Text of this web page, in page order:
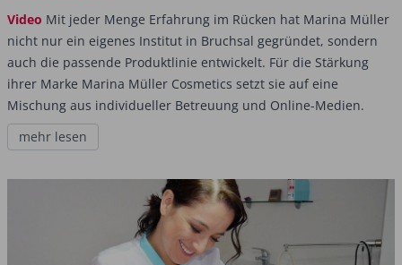
Video Mit jeder Menge Erfahrung im Rücken hat Marina Müller
nicht nur ein eigenes Institut in Bruchsal gegründet, sondern
auch die passende Produktlinie entwickelt. Für die Stärkung
ihrer Marke Marina Müller Cosmetics setzt sie auf eine
Mischung aus individueller Betreuung und Online-Medien.
mehr lesen